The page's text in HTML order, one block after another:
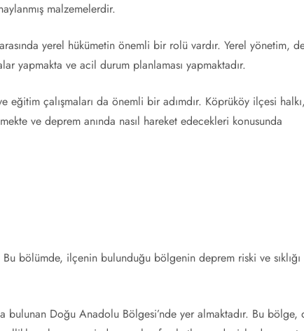
malzemelerdir.
yerel hükümetin önemli bir rolü vardır. Yerel yönetim,
yapmakta ve acil durum planlaması yapmaktadır.
çalışmaları da önemli bir adımdır. Köprüköy ilçesi halkı,
ve deprem anında nasıl hareket edecekleri konusunda
bölümde, ilçenin bulunduğu bölgenin deprem riski ve sıklığı
bulunan Doğu Anadolu Bölgesi’nde yer almaktadır. Bu bölge,